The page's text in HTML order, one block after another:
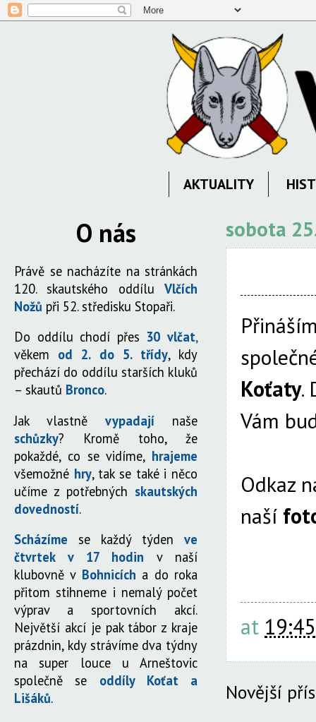
AKTUALITY
sobota
Koťaty.
Vám
Odkaz
naší
at 19:45
Novější
O nás
Právě se nacházíte na stránkách
120. skautského oddílu Vlčích
Nožů při 52. středisku Stopaři.
Do oddílu chodí přes 30 vlčat,
věkem od 2. do 5. třídy, kdy
přechází do oddílu starších kluků
– skautů Bronco.
Jak vlastně vypadají
naše
schůzky? Kromě toho, že
pokaždé, co se vidíme, hrajeme
všemožné hry, tak se také i něco
učíme z potřebných skautských
dovedností.
Scházíme
se každý týden ve
čtvrtek v 17 hodin v naší
klubovně v Bohnicích a do roka
přitom stihneme i nemalý počet
výprav a sportovních akcí.
Největší akcí je pak tábor z kraje
prázdnin, kdy strávíme dva týdny
na super louce u Arneštovic
společně se oddíly Koťat a
Lišáků.